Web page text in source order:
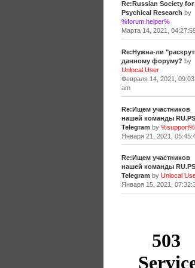
Re:Russian Society for
Psychical Research by
%forum.helper%
Марта 14, 2021,
Re:Нужна-ли
данному форуму? by
Unlocal User
Февраля 14, 2021,
am
Re:Ищем участников
нашей команды
Telegram by %support%
Января 21, 2021,
Re:Ищем участников
нашей команды
Telegram by Unlocal
Января 15, 2021,